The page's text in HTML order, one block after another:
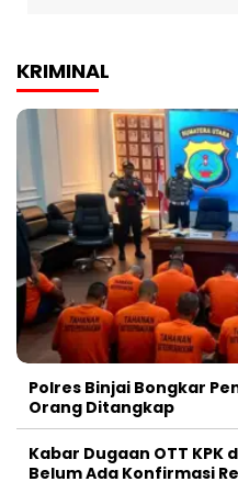
KRIMINAL
Polres Binjai Bongkar
Orang Ditangkap
Kabar Dugaan OTT KPK
Belum Ada Konfirmasi